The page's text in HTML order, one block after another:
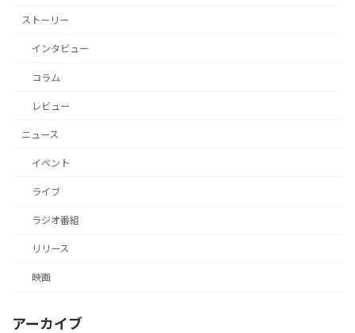
ストーリー
インタビュー
コラム
レビュー
ニュース
イベント
ライブ
ラジオ番組
リリース
映画
アーカイブ